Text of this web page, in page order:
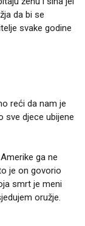
da bi se
svake godine
reći da nam je
sve djece ubijene
ga ne
je on govorio
smrt je meni
oružje.